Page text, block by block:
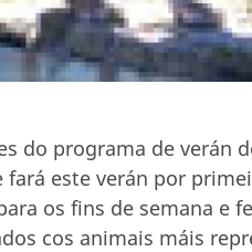
do programa de verán
fará este verán por
os fins de semana e
cos animais máis